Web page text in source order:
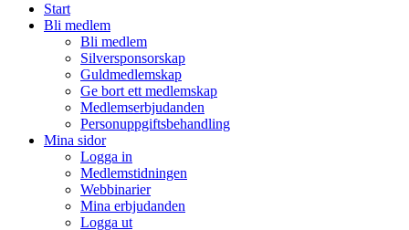
Start
Bli medlem
Bli medlem
Silversponsorskap
Guldmedlemskap
Ge bort ett medlemskap
Medlemserbjudanden
Personuppgiftsbehandling
Mina sidor
Logga in
Medlemstidningen
Webbinarier
Mina erbjudanden
Logga ut